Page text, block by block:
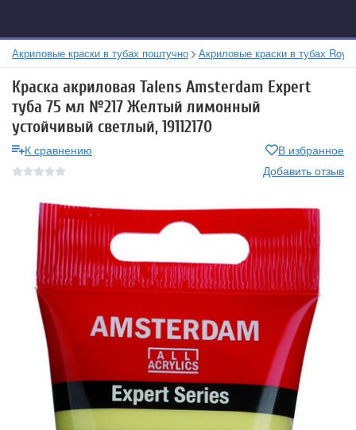
Акриловые краски в тубах поштучно Акриловые краски в тубах
Краска акриловая Talens Amsterdam Expert
туба 75 мл №217 Желтый лимонный
устойчивый светлый, 19112170
К сравнению
В избранное
Добавить отзыв